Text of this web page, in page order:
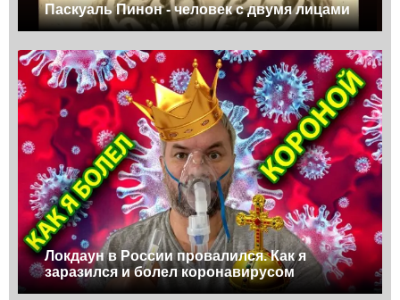
Паскуаль Пинон - человек с двумя лицами
Локдаун в России провалился. Как я
заразился и болел коронавирусом